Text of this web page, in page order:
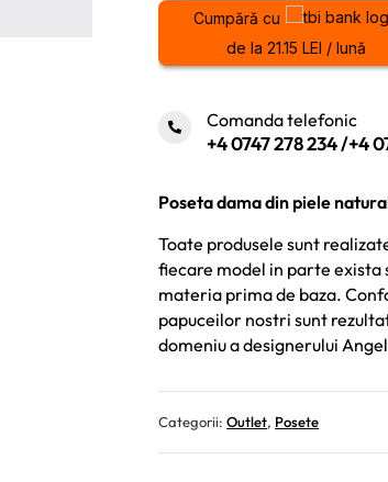
Cumpără cu
de la 21.15 LEI / lună
Comanda telefonic
+4 0747 278 234/+4
Poseta dama din piele
Toate produsele sunt
fiecare model in parte
materia prima de baza.
papuceilor nostri sunt
domeniu a designerului
Categorii:Outlet, Posete